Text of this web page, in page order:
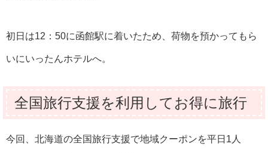
初日は12：50に函館駅に着いたため、荷物を預かってもら
いにいったんホテルへ。
全国旅行支援を利用してお得に旅行
今回、北海道の全国旅行支援で地域クーポンを平日1人